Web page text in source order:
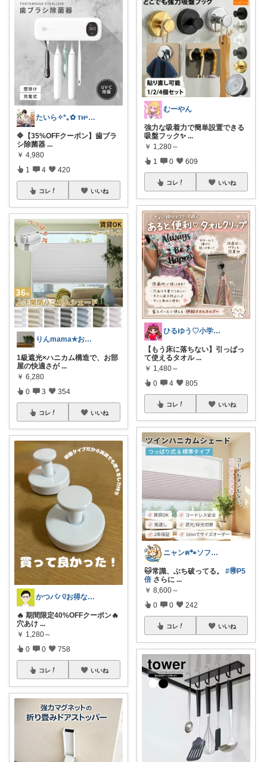
たいら✧*｡✿ ᴛʜᵃⁿᵏ ʸᵒᵘ✧˖°
🔷【35%OFFクーポン】歯ブラ
シ除菌器 ...
￥ 4,980
1 4 420
コレ いいね
りんmama✯おしゃれ大好き𓍯
1級遮光×ハニカム構造で、お部
屋の快適さが ...
￥ 6,280
0 3 354
コレ いいね
かつパパ/お得な子供服、育児商品の紹介✨
🔥 期間限定40%OFFクーポン🔥
穴あけ ...
￥ 1,280～
0 0 758
コレ いいね
むーやん
強力な吸着力で簡単設置できる
吸盤フック✨️ ...
￥ 1,280～
1 0 609
コレ いいね
ひるゆう♡小学生2児ママ
【もう床に落ちない】引っぱっ
て使えるタオル ...
￥ 1,480～
0 4 805
コレ いいね
ニャンฅ🐾ソファでくつろぐ猫🐱💕
🐱常識、ぶち破ってる。 #🉐P5
倍 さらに ...
￥ 8,600～
0 0 242
コレ いいね